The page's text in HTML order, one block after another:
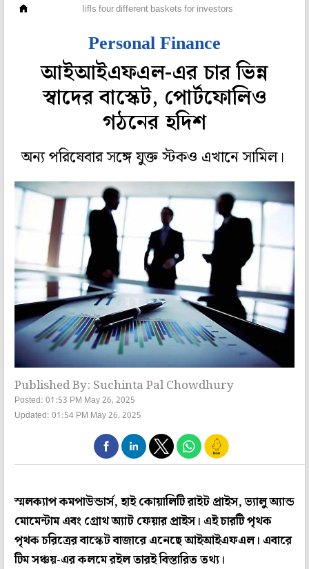
Iifls four different baskets for investors
Personal Finance
আইআইএফএল-এর চার ভিন্ন
স্বাদের বাস্কেট, পোর্টফোলিও
গঠনের হদিশ
অন্য পরিষেবার সঙ্গে যুক্ত স্টকও এখানে সামিল।
Published By: Suchinta Pal Chowdhury
Posted: 01:53 PM May 26, 2025
Updated: 01:54 PM May 26, 2025
স্মলক‌্যাপ কমপাউন্ডার্স, হাই কোয়ালিটি রাইট প্রাইস, ভ‌্যালু অ‌্যান্ড
মোমেন্টাম এবং গ্রোথ অ‌্যাট ফেয়ার প্রাইস। এই চারটি পৃথক
পৃথক চরিত্রের বাস্কেট বাজারে এনেছে আইআইএফএল। এবারে
টিম সঞ্চয়-এর কলমে রইল তারই বিস্তারিত তথ‌্য।